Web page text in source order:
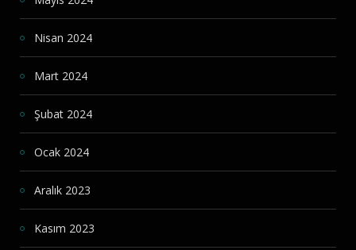
Nisan 2024
Mart 2024
Şubat 2024
Ocak 2024
Aralık 2023
Kasım 2023